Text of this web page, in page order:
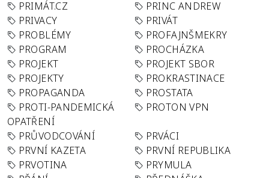
PRIMÁT.CZ
PRINC ANDREW
PRIVACY
PRIVÁT
PROBLÉMY
PROFAJNŠMEKRY
PROGRAM
PROCHÁZKA
PROJEKT
PROJEKT SBOR
PROJEKTY
PROKRASTINACE
PROPAGANDA
PROSTATA
PROTI-PANDEMICKÁ
OPATŘENÍ
PROTON VPN
PRŮVODCOVÁNÍ
PRVÁCI
PRVNÍ KAZETA
PRVNÍ REPUBLIKA
PRVOTINA
PRYMULA